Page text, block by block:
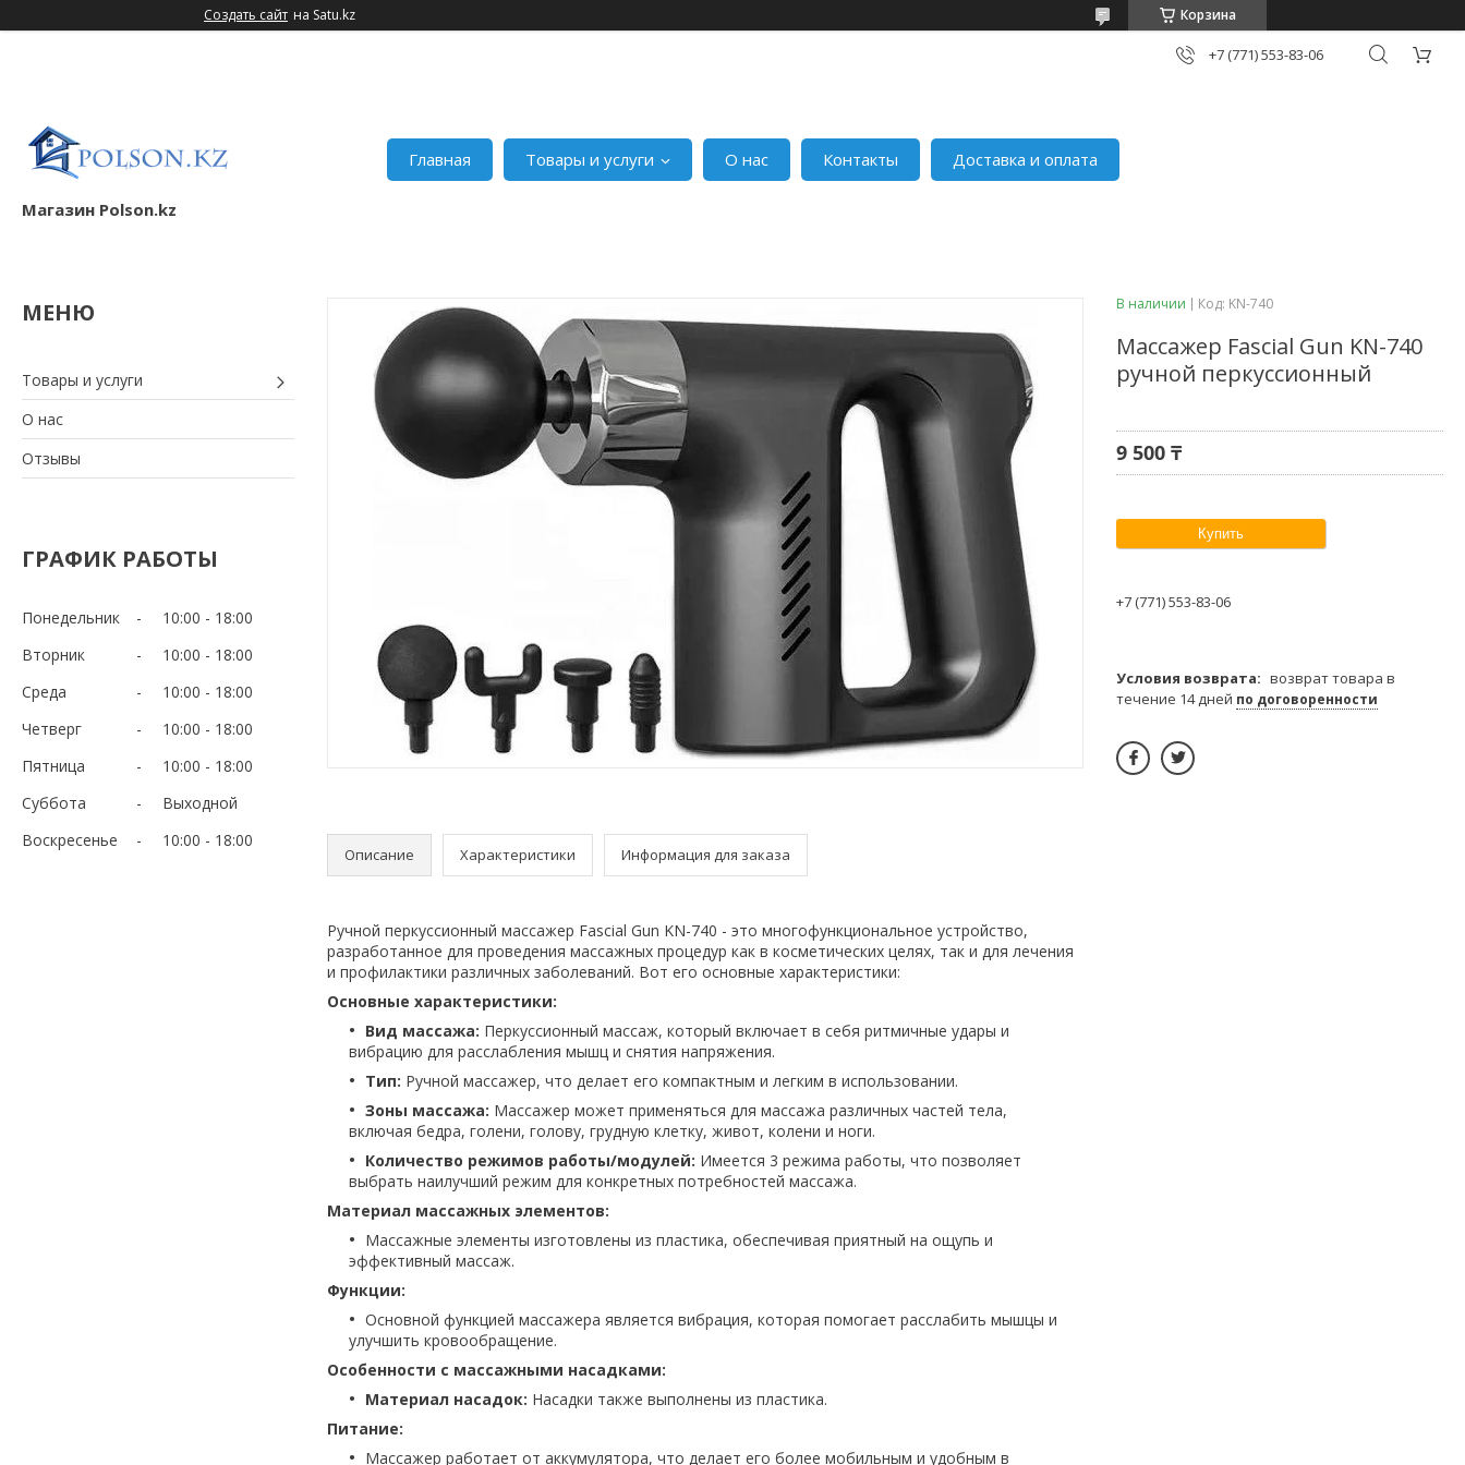
Создать сайт на Satu.kz Корзина
+7 (771) 553-83-06
Магазин Polson.kz
Главная Товары и услуги О нас Контакты Доставка и оплата
Товары и услуги
О нас
Отзывы
ГРАФИК РАБОТЫ
Понедельник 10:00
18:00
Вторник
10:00
18:00
Среда
10:00
18:00
Четверг
10:00
18:00
Пятница
10:00
18:00
Суббота
Выходной
Воскресенье
10:00 18:00
Описание Характеристики Информация для заказа
Ручной перкуссионный массажер Fascial Gun KN-740 - это многофункциональное устройство,
разработанное для проведения массажных процедур как в косметических целях, так и для лечения
и профилактики различных заболеваний. Вот его основные характеристики:
Основные характеристики:
Вид массажа: Перкуссионный массаж, который включает в себя ритмичные удары и
вибрацию для расслабления мышц и снятия напряжения.
Тип: Ручной массажер, что делает его компактным и легким в использовании.
Зоны массажа: Массажер может применяться для массажа различных частей тела,
включая бедра, голени, голову, грудную клетку, живот, колени и ноги.
Количество режимов работы/модулей: Имеется 3 режима работы, что позволяет
выбрать наилучший режим для конкретных потребностей массажа.
Материал массажных элементов:
Массажные элементы изготовлены из пластика, обеспечивая приятный на ощупь и
эффективный массаж.
Функции:
Основной функцией массажера является вибрация, которая помогает расслабить мышцы и
улучшить кровообращение.
Особенности с массажными насадками:
Материал насадок: Насадки также выполнены из пластика.
Питание:
Массажер работает от аккумулятора, что делает его более мобильным и удобным в
В наличии Код: KN-740
Массажер Fascial Gun KN-740
ручной перкуссионный
9 500 ₸
Купить
+7 (771) 553-83-06
возврат товара в
течение 14 дней по договоренности